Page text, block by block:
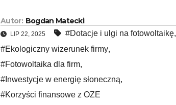
Autor: Bogdan Matecki
LIP 22, 2025 #Dotacje i ulgi na fotowoltaikę,
#Ekologiczny wizerunek firmy,
#Fotowoltaika dla firm,
#Inwestycje w energię słoneczną,
#Korzyści finansowe z OZE